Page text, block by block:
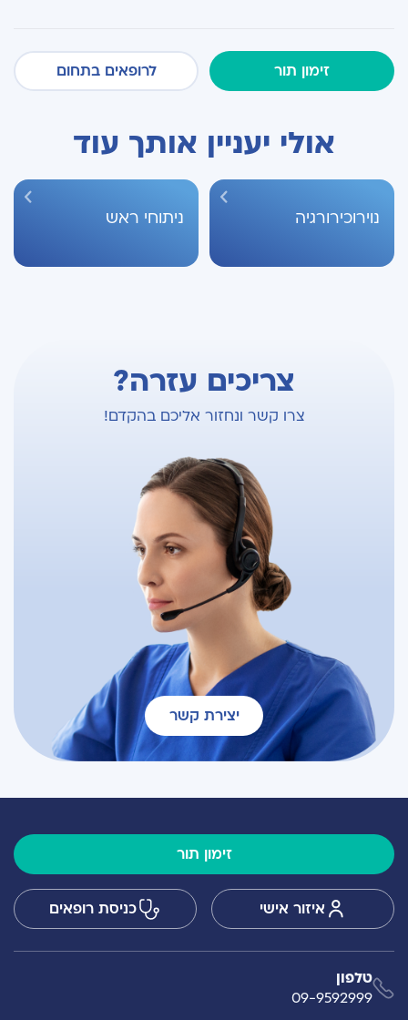
זימון תור לרופאים בתחום
אולי יעניין אותך עוד
נוירוכירורגיה ניתוחי ראש
צריכים עזרה?
צרו קשר ונחזור אליכם בהקדם!
יצירת קשר
זימון תור
איזור אישי כניסת רופאים
טלפון
09-9592999